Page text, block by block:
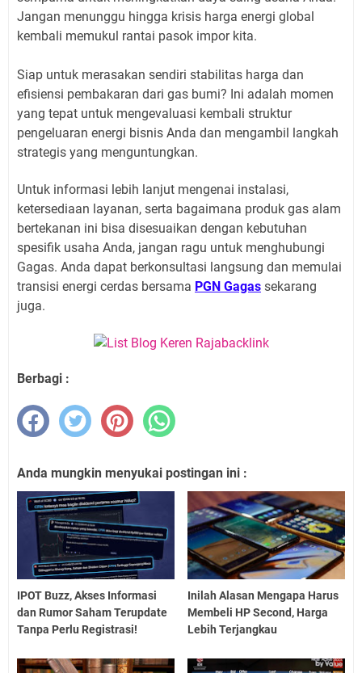
Jangan menunggu hingga krisis harga energi global
kembali memukul rantai pasok impor kita.
Siap untuk merasakan sendiri stabilitas harga dan
efisiensi pembakaran dari gas bumi? Ini adalah momen
yang tepat untuk mengevaluasi kembali struktur
pengeluaran energi bisnis Anda dan mengambil langkah
strategis yang menguntungkan.
Untuk informasi lebih lanjut mengenai instalasi,
ketersediaan layanan, serta bagaimana produk gas alam
bertekanan ini bisa disesuaikan dengan kebutuhan
spesifik usaha Anda, jangan ragu untuk menghubungi
Gagas. Anda dapat berkonsultasi langsung dan memulai
transisi energi cerdas bersama PGN Gagas sekarang
juga.
Berbagi :
Anda mungkin menyukai postingan ini :
IPOT Buzz, Akses Informasi
dan Rumor Saham Terupdate
Tanpa Perlu Registrasi!
Inilah Alasan Mengapa Harus
Membeli HP Second, Harga
Lebih Terjangkau